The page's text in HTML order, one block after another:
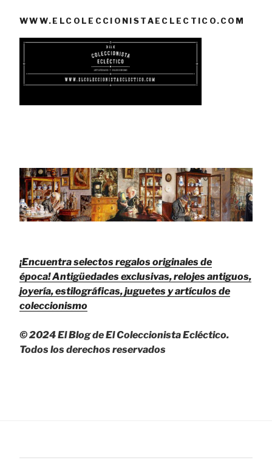
WWW.ELCOLECCIONISTAECLECTICO.COM
¡Encuentra selectos regalos originales de
época!Antigüedades exclusivas, relojes antiguos,
joyería, estilográficas, juguetes y artículos de
coleccionismo
© 2024 El Blog de El Coleccionista Ecléctico.
Todos los derechos reservados